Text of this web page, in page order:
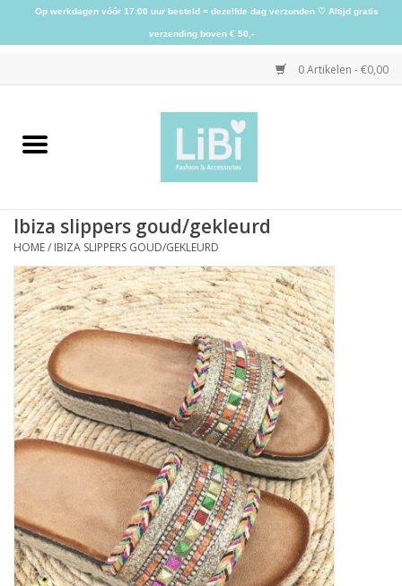
0 Artikelen - €0,00
Home
Kleding
Schoenen
Sieraden
Accessoires
Home deco
SALE
Herensokken
Ibiza slippers goud/gekleurd
HOME/ IBIZA SLIPPERS GOUD/GEKLEURD
Op werkdagen vóór 17:00 uur besteld = dezelfde dag verzonden ♡ Altijd gratis
verzending boven € 50,-